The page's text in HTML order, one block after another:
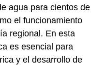
agua para cientos de
el funcionamiento
regional. En esta
es esencial para
y el desarrollo de